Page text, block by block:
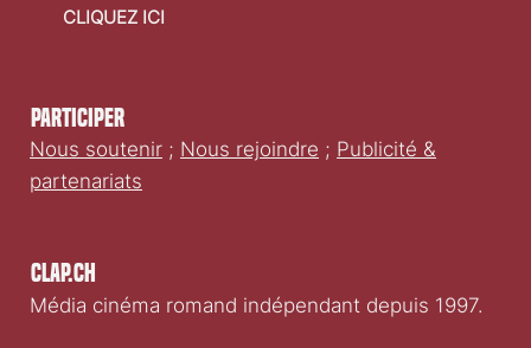
Clap.ch
Média cinéma romand indépendant depuis 1997.
Participer
Nous soutenir ; Nous rejoindre ; Publicité &
partenariats
CLIQUEZ ICI